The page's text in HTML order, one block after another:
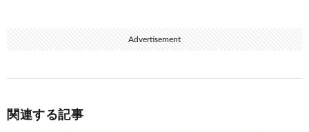
Advertisement
関連する記事